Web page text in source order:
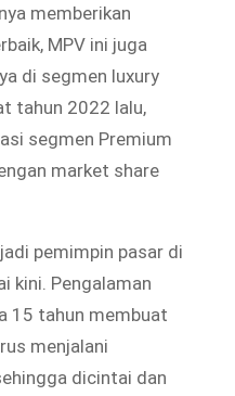
memberikan
MPV ini juga
di segmen luxury
tahun 2022 lalu,
segmen Premium
market share
pemimpin pasar di
kini. Pengalaman
15 tahun membuat
menjalani
dicintai dan